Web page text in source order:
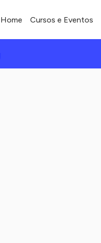
Home Cursos e Eventos